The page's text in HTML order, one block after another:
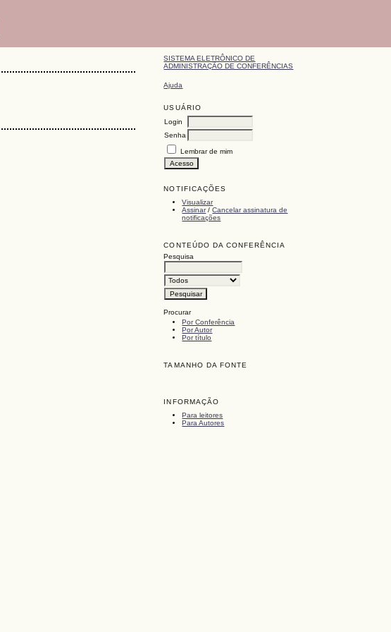
SISTEMA ELETRÔNICO DE
ADMINISTRAÇÃO DE CONFERÊNCIAS
Ajuda
USUÁRIO
Login
Senha
Lembrar de mim
NOTIFICAÇÕES
Visualizar
Assinar/Cancelar assinatura de
notificações
CONTEÚDO DA CONFERÊNCIA
Pesquisa
Procurar
Por Conferência
Por Autor
Por título
TAMANHO DA FONTE
INFORMAÇÃO
Para leitores
Para Autores